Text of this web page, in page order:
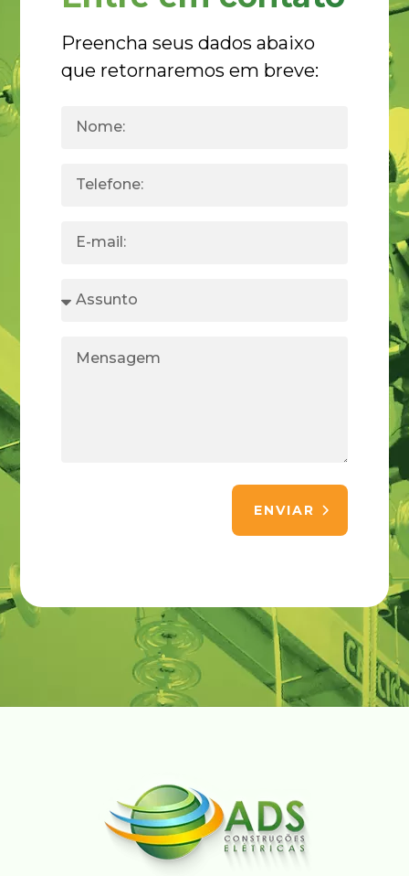
Preencha seus dados abaixo
que retornaremos em breve:
ENVIAR